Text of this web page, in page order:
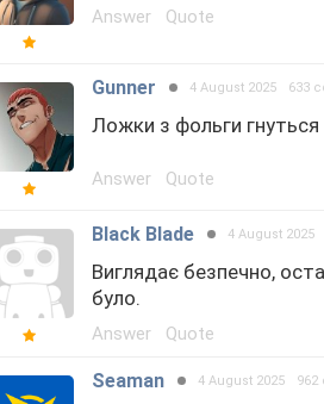
Answer Quote
Gunner 4 August 2025 633
Ложки з фольги гнуться
Answer Quote
Black Blade 4 August 2025
Виглядає безпечно,
було.
Answer Quote
Seaman 4 August 2025 962